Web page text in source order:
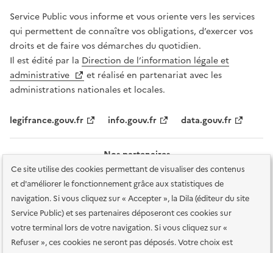
Ce site utilise des cookies permettant de visualiser des contenus
et d'améliorer le fonctionnement grâce aux statistiques de
navigation. Si vous cliquez sur « Accepter », la Dila (éditeur du site
Service Public) et ses partenaires déposeront ces cookies sur
votre terminal lors de votre navigation. Si vous cliquez sur «
Refuser », ces cookies ne seront pas déposés. Votre choix est
Service Public vous informe et vous oriente vers les services
qui permettent de connaître vos obligations, d’exercer vos
droits et de faire vos démarches du quotidien.
Il est édité par la Direction de l’information légale et
administrative
et réalisé en partenariat avec les
administrations nationales et locales.
legifrance.gouv.fr info.gouv.fr data.gouv.fr
Nos partenaires
Plan du site Accessibilité : totalement conforme
Accessibilité des